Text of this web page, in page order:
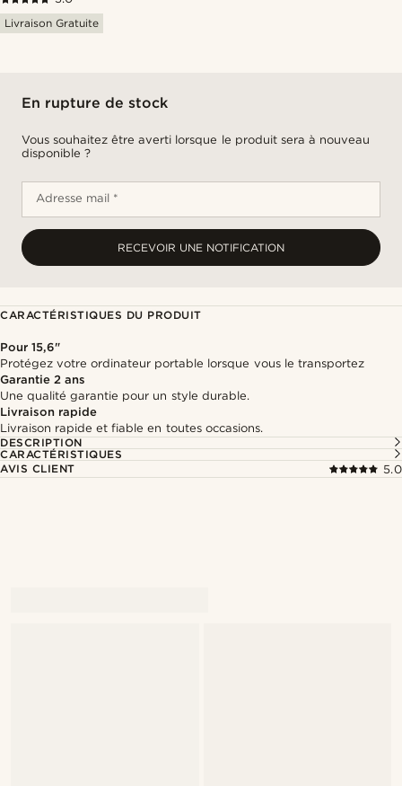
Livraison Gratuite
En rupture de stock
Vous souhaitez être averti lorsque le produit sera à nouveau
disponible ?
Adresse mail *
RECEVOIR UNE NOTIFICATION
CARACTÉRISTIQUES DU PRODUIT
Pour 15,6"
Protégez votre ordinateur portable lorsque vous le transportez
Garantie 2 ans
Une qualité garantie pour un style durable.
Livraison rapide
Livraison rapide et fiable en toutes occasions.
DESCRIPTION
CARACTÉRISTIQUES
AVIS CLIENT
5.0